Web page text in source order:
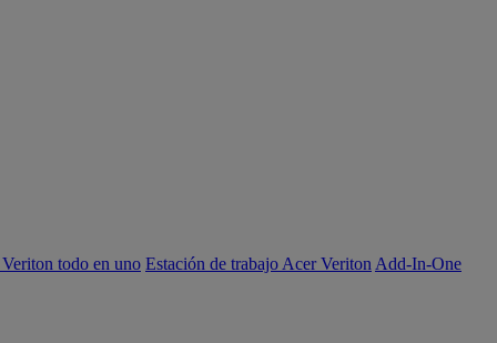
todo en uno Estación de trabajo Acer Veriton Add-In-One